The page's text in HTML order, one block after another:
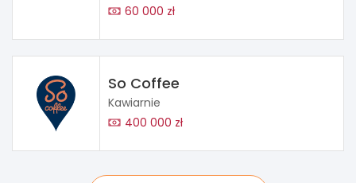
60 000 zł
So Coffee
Kawiarnie
400 000 zł